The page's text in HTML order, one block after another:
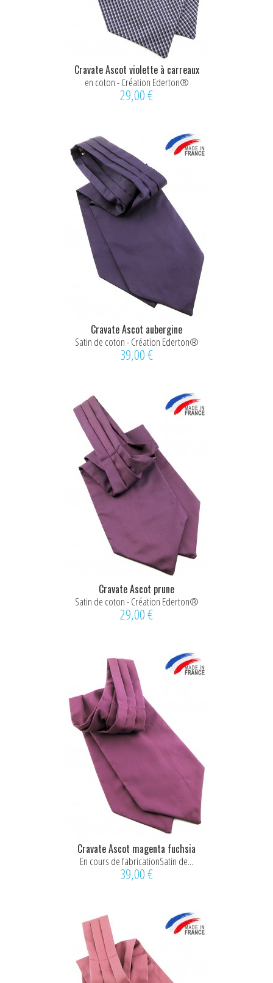
Cravate Ascot violette à carreaux
en coton - Création Ederton®
29,00 €
Cravate Ascot aubergine
Satin de coton - Création Ederton®
39,00 €
Cravate Ascot prune
Satin de coton - Création Ederton®
29,00 €
Cravate Ascot magenta fuchsia
En cours de fabricationSatin de...
39,00 €